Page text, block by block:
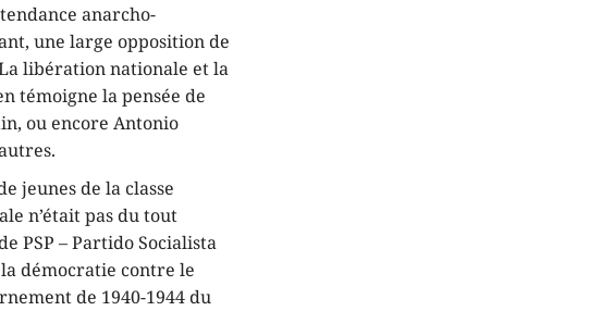
anarcho-
une large opposition de
libération nationale et la
témoigne la pensée de
ou encore Antonio
jeunes de la classe
n’était pas du tout
PSP – Partido Socialista
démocratie contre le
de 1940-1944 du